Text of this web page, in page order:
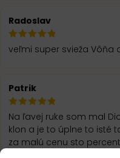
Radoslav
veľmi super svieža Vôňa
Patrik
Na ľavej ruke som mal
klon a je to úplne to isté
za malú cenu sto